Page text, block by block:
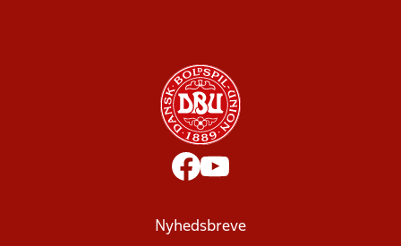
Nyhedsbreve